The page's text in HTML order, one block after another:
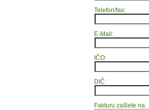
Telefon/fax:
E-Mail:
IČO:
DIČ:
Fakturu zašlete na: